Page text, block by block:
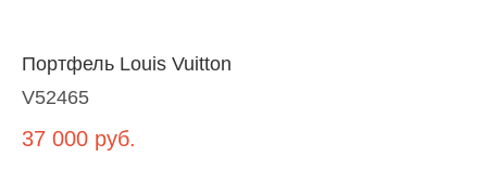
Портфель Louis Vuitton
V52465
37 000 руб.